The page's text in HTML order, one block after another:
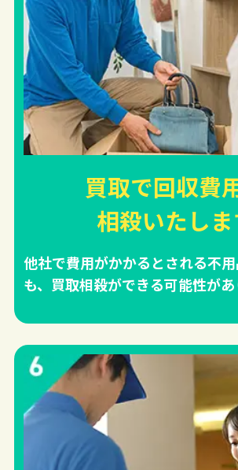
買取で回収費
相殺いたし
他社で費用がかかるとされる不
も、買取相殺ができる可能性があ